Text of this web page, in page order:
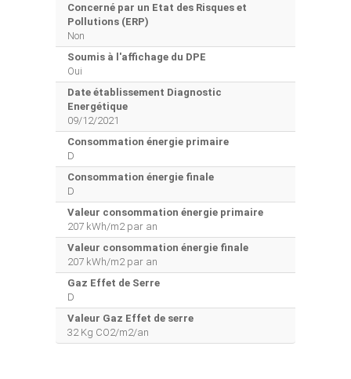
Concerné par un Etat des Risques et
Pollutions (ERP)
Non
Soumis à l'affichage du DPE
Oui
Date établissement Diagnostic
Energétique
09/12/2021
Consommation énergie primaire
D
Consommation énergie finale
D
Valeur consommation énergie primaire
207 kWh/m2 par an
Valeur consommation énergie finale
207 kWh/m2 par an
Gaz Effet de Serre
D
Valeur Gaz Effet de serre
32 Kg CO2/m2/an